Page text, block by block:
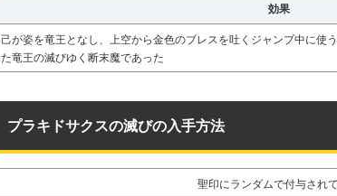
効果
己が姿を竜王となし、上空から金色のブレスを吐くジャンプ中に使
た竜王の滅びゆく断末魔であった
プラキドサクスの滅びの入手方法
聖印にランダムで付与され